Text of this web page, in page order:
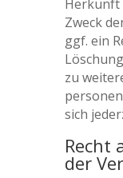
Herkunft
Zweck
ggf. ein
zu
sich
Recht
der